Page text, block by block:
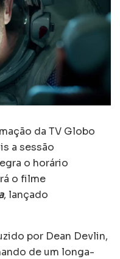
da TV Globo
a sessão
o horário
o filme
, lançado
por Dean Devlin,
de um longa-